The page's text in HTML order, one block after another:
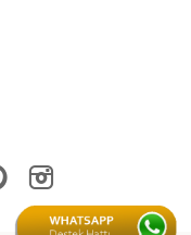
<